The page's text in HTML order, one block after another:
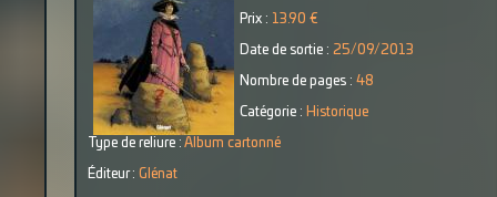
Prix : 13.90 €
Date de sortie : 25/09/2013
Nombre de pages : 48
Catégorie : Historique
Type de reliure : Album cartonné
Éditeur : Glénat